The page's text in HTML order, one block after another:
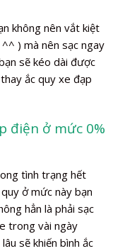
không nên vắt kiệt
) mà nên sạc ngay
sẽ kéo dài được
ắc quy xe đạp
điện ở mức 0%
tình trạng hết
ở mức này bạn
hẳn là phải sạc
trong vài ngày
sẽ khiến bình ắc